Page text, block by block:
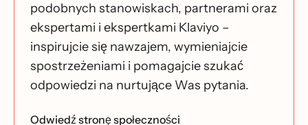
podobnych stanowiskach, partnerami oraz
ekspertami i ekspertkami Klaviyo –
inspirujcie się nawzajem, wymieniajcie
spostrzeżeniami i pomagajcie szukać
odpowiedzi na nurtujące Was pytania.
Odwiedź stronę społeczności